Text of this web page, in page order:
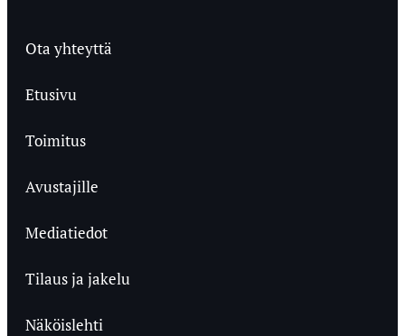
Ota yhteyttä
Etusivu
Toimitus
Avustajille
Mediatiedot
Tilaus ja jakelu
Näköislehti